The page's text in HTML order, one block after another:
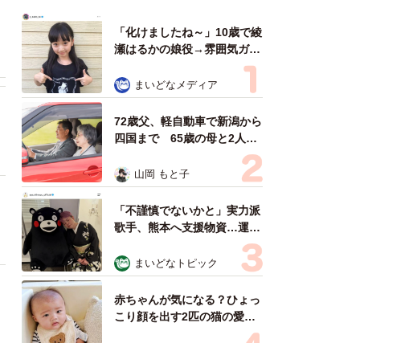
「化けましたね～」10歳で綾
瀬はるかの娘役→雰囲気ガラ
リの18歳に成長 「メイクで
雰囲気が」「宝塚に入れそ
う」
まいどなメディア
72歳父、軽自動車で新潟から
四国まで 65歳の母と2人で
3泊4日の旅 パーキングの休
憩まで分刻み… 「大学生で
も組まねえよ！」
山岡 もと子
「不謹慎でないかと」実力派
歌手、熊本へ支援物資…運搬
トラックの車体デザインにた
めらい 「痛いほど伝わる」
「行動され立派」
まいどなトピック
赤ちゃんが気になる？ひょっ
こり顔を出す2匹の猫の愛ら
しさに悶絶…！ 「こんなか